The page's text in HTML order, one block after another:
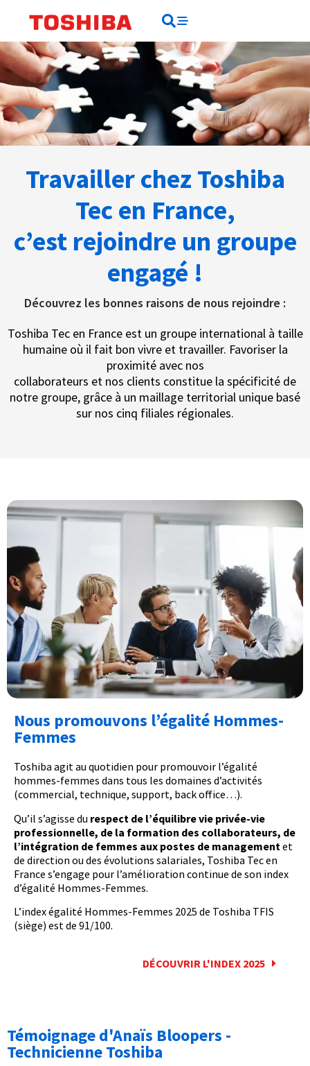
principal
Travailler chez Toshiba
Tec en France,
c’est rejoindre un groupe
engagé !
Découvrez les bonnes raisons de nous rejoindre :
Toshiba Tec en France est un groupe international à taille
humaine où il fait bon vivre et travailler. Favoriser la
proximité avec nos
collaborateurs et nos clients constitue la spécificité de
notre groupe, grâce à un maillage territorial unique basé
sur nos cinq filiales régionales.
Nous promouvons l’égalité Hommes-
Femmes
Toshiba agit au quotidien pour promouvoir l’égalité
hommes-femmes dans tous les domaines d’activités
(commercial, technique, support, back office…).
Qu’il s’agisse du respect de l’équilibre vie privée-vie
professionnelle, de la formation des collaborateurs, de
l’intégration de femmes aux postes de management et
de direction ou des évolutions salariales, Toshiba Tec en
France s’engage pour l’amélioration continue de son index
d’égalité Hommes-Femmes.
L’index égalité Hommes-Femmes 2025 de Toshiba TFIS
(siège) est de 91/100.
DÉCOUVRIR L'INDEX 2025
Témoignage d'Anaïs Bloopers -
Technicienne Toshiba